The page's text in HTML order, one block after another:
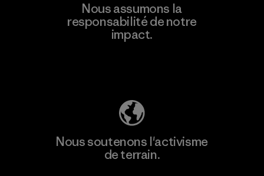
Nous assumons la
responsabilité de notre
impact.
Nous soutenons l'activisme
de terrain.